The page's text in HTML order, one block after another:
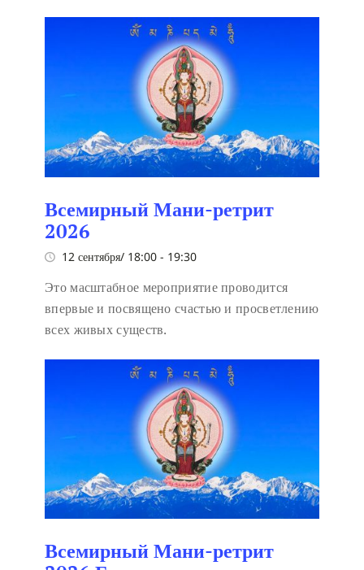
Всемирный Мани-ретрит
2026
12 сентября/ 18:00 - 19:30
Это масштабное мероприятие проводится
впервые и посвящено счастью и просветлению
всех живых существ.
Всемирный Мани-ретрит